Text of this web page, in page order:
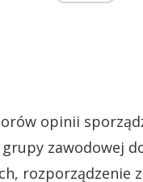
opinii
zawodowej
rozporządzenie z